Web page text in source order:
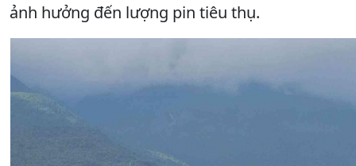
ảnh hưởng đến lượng pin tiêu thụ.